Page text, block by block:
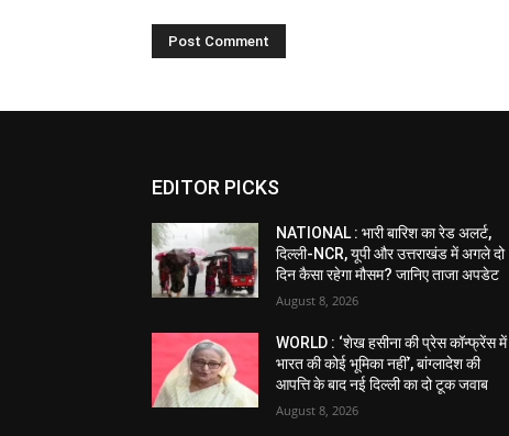
EDITOR PICKS
NATIONAL : भारी बारिश का रेड अलर्ट,
दिल्ली-NCR, यूपी और उत्तराखंड में अगले दो
दिन कैसा रहेगा मौसम? जानिए ताजा अपडेट
August 8, 2026
WORLD : ‘शेख हसीना की प्रेस कॉन्फ्रेंस में
भारत की कोई भूमिका नहीं’, बांग्लादेश की
आपत्ति के बाद नई दिल्ली का दो टूक जवाब
August 8, 2026